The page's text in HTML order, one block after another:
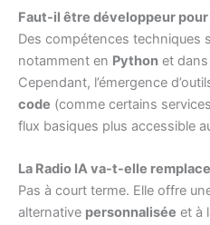
Faut-il être développeur pour
Des compétences techniques
notamment en Python et dans
Cependant, l’émergence
code (comme certains
flux basiques plus accessible
La Radio IA va-t-elle
Pas à court terme. Elle offre
alternative personnalisée et à